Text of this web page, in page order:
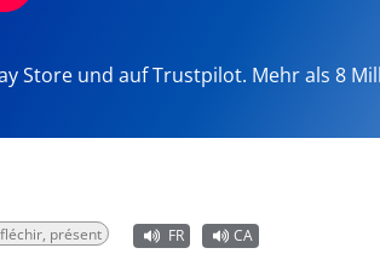
Store und auf Trustpilot. Mehr als 8
présent FR CA